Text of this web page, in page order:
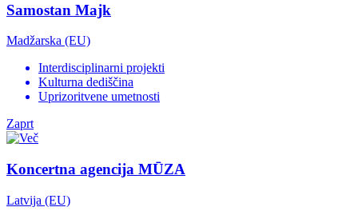
Samostan Majk
Madžarska (EU)
Interdisciplinarni projekti
Kulturna dediščina
Uprizoritvene umetnosti
Zaprt
Koncertna agencija MŪZA
Latvija (EU)